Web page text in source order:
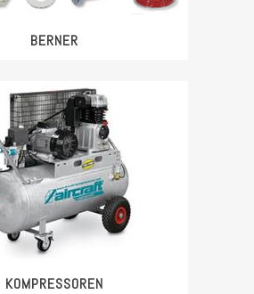
BERNER
KOMPRESSOREN